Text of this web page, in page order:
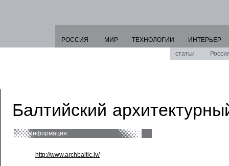
РОССИЯ МИР ТЕХНОЛОГИИ
ИНТЕРЬЕР
статьи
Балтийский
информация:
http://www.archbaltic.lv/